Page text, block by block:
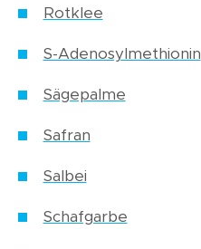
Rotklee
S-Adenosylmethionin
Sägepalme
Safran
Salbei
Schafgarbe